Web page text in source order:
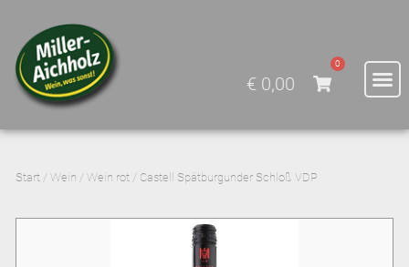
€ 0,00
0
Start / Wein / Wein rot / Castell Spätburgunder Schloß VDP